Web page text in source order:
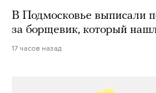
В Подмосковье выписали
за борщевик, который
17 часов назад